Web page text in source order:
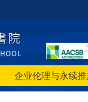
企业伦理与永续